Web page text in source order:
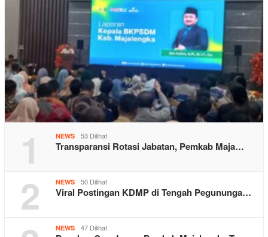
1 NEWS 53 Dilihat
Transparansi Rotasi Jabatan, Pemkab Maja…
2 NEWS 50 Dilihat
Viral Postingan KDMP di Tengah Pegununga…
NEWS 47 Dilihat